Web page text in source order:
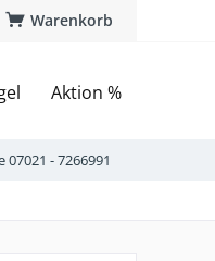
Warenkorb
Aktion %
- 7266991